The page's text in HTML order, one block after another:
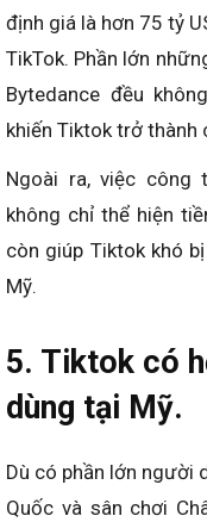
định giá là hơn 75 tỷ
TikTok. Phần lớn
Bytedance đều
khiến Tiktok trở thành
Ngoài ra, việc
không chỉ thể hiện
còn giúp Tiktok khó
Mỹ.
5. Tiktok có
dùng tại Mỹ.
Dù có phần lớn người
Quốc và sân chơi